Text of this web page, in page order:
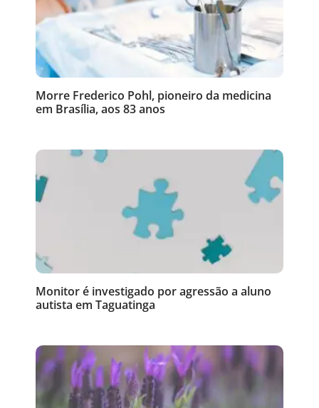
Morre Frederico Pohl, pioneiro da medicina
em Brasília, aos 83 anos
Monitor é investigado por agressão a aluno
autista em Taguatinga